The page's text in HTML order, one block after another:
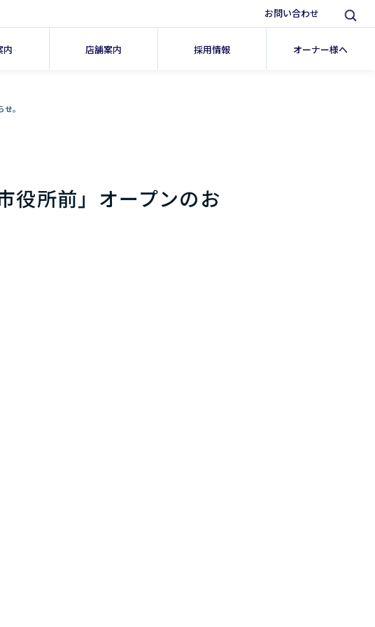
内 店舗案内 採用情報 オーナー様へ
お問い合わせ
。
役所前」オープンのお